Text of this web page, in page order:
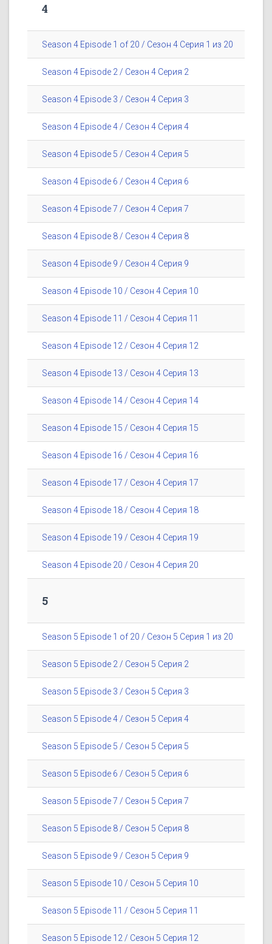
4
Season 4 Episode 1 of 20 / Сезон 4 Серия 1 из 20
Season 4 Episode 2 / Сезон 4 Серия 2
Season 4 Episode 3 / Сезон 4 Серия 3
Season 4 Episode 4 / Сезон 4 Серия 4
Season 4 Episode 5 / Сезон 4 Серия 5
Season 4 Episode 6 / Сезон 4 Серия 6
Season 4 Episode 7 / Сезон 4 Серия 7
Season 4 Episode 8 / Сезон 4 Серия 8
Season 4 Episode 9 / Сезон 4 Серия 9
Season 4 Episode 10 / Сезон 4 Серия 10
Season 4 Episode 11 / Сезон 4 Серия 11
Season 4 Episode 12 / Сезон 4 Серия 12
Season 4 Episode 13 / Сезон 4 Серия 13
Season 4 Episode 14 / Сезон 4 Серия 14
Season 4 Episode 15 / Сезон 4 Серия 15
Season 4 Episode 16 / Сезон 4 Серия 16
Season 4 Episode 17 / Сезон 4 Серия 17
Season 4 Episode 18 / Сезон 4 Серия 18
Season 4 Episode 19 / Сезон 4 Серия 19
Season 4 Episode 20 / Сезон 4 Серия 20
5
Season 5 Episode 1 of 20 / Сезон 5 Серия 1 из 20
Season 5 Episode 2 / Сезон 5 Серия 2
Season 5 Episode 3 / Сезон 5 Серия 3
Season 5 Episode 4 / Сезон 5 Серия 4
Season 5 Episode 5 / Сезон 5 Серия 5
Season 5 Episode 6 / Сезон 5 Серия 6
Season 5 Episode 7 / Сезон 5 Серия 7
Season 5 Episode 8 / Сезон 5 Серия 8
Season 5 Episode 9 / Сезон 5 Серия 9
Season 5 Episode 10 / Сезон 5 Серия 10
Season 5 Episode 11 / Сезон 5 Серия 11
Season 5 Episode 12 / Сезон 5 Серия 12